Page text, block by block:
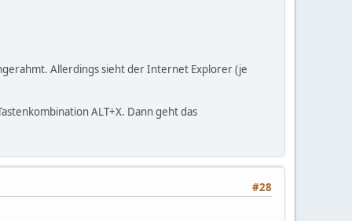
Allerdings sieht der Internet Explorer (je
ALT+X. Dann geht das
#28